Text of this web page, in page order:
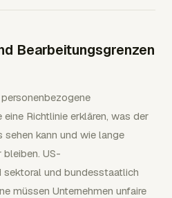
Bearbeitungsgrenzen
Richtlinie erklären, was der
kann und wie lange
US-
und bundesstaatlich
müssen Unternehmen unfaire